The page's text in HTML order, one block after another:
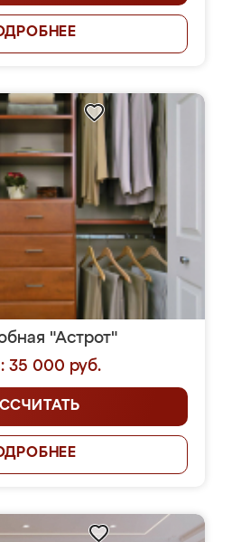
"Астрот"
35 000 руб.